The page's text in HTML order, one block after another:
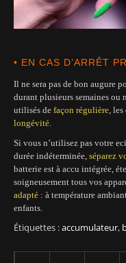
• EN CAS D’ARRÊT
Il ne sera pas de bon augure
durant plusieurs semaines ou
utilisés de façon régulière, les
longévité.
Si vous n’utilisez pas votre
durée indéterminée, séparez
batterie est à accu intégrée,
soigneusement tous vos
adapté : à température
enfants.
Étiquettes :accumulateur,